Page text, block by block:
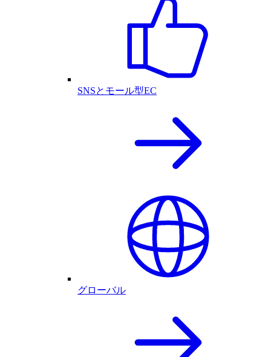
SNSとモール型EC
グローバル